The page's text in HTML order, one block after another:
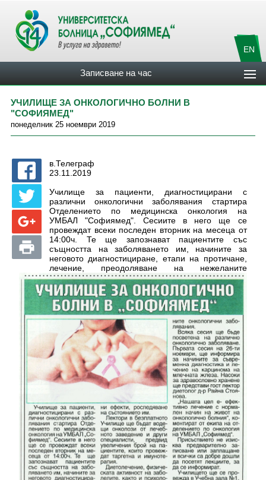
EN
Записване на час
УЧИЛИЩЕ ЗА ОНКОЛОГИЧНО БОЛНИ В
"СОФИЯМЕД"
понеделник 25 ноември 2019
в.Телеграф
23.11.2019
Училище за пациенти, диагностицирани с
различни онкологични заболявания стартира
Отделението по медицинска онкология на
УМБАЛ "Софиямед". Сесиите в него ще се
провеждат всеки последен вторник на месеца от
14:00ч. Те ще запознават пациентите със
същността на заболяването им, начините за
неговото диагностициране, етапи на протичане,
лечение, преодоляване на нежеланите